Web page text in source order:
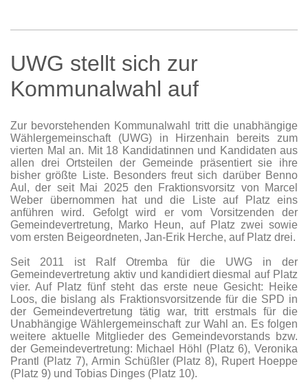
UWG stellt sich zur
Kommunalwahl auf
Zur bevorstehenden Kommunalwahl tritt die unabhängige
Wählergemeinschaft (UWG) in Hirzenhain bereits zum
vierten Mal an. Mit 18 Kandidatinnen und Kandidaten aus
allen drei Ortsteilen der Gemeinde präsentiert sie ihre
bisher größte Liste. Besonders freut sich darüber Benno
Aul, der seit Mai 2025 den Fraktionsvorsitz von Marcel
Weber übernommen hat und die Liste auf Platz eins
anführen wird. Gefolgt wird er vom Vorsitzenden der
Gemeindevertretung, Marko Heun, auf Platz zwei sowie
vom ersten Beigeordneten, Jan-Erik Herche, auf Platz drei.
Seit 2011 ist Ralf Otremba für die UWG in der
Gemeindevertretung aktiv und kandidiert diesmal auf Platz
vier. Auf Platz fünf steht das erste neue Gesicht: Heike
Loos, die bislang als Fraktionsvorsitzende für die SPD in
der Gemeindevertretung tätig war, tritt erstmals für die
Unabhängige Wählergemeinschaft zur Wahl an. Es folgen
weitere aktuelle Mitglieder des Gemeindevorstands bzw.
der Gemeindevertretung: Michael Höhl (Platz 6), Veronika
Prantl (Platz 7), Armin Schüßler (Platz 8), Rupert Hoeppe
(Platz 9) und Tobias Dinges (Platz 10).